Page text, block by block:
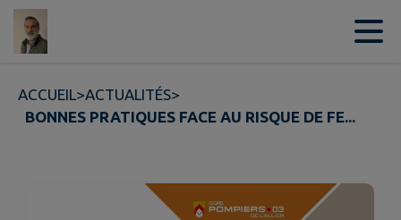
Contenu
ACCUEIL>ACTUALITÉS>
BONNES PRATIQUES FACE AU RISQUE DE FE...